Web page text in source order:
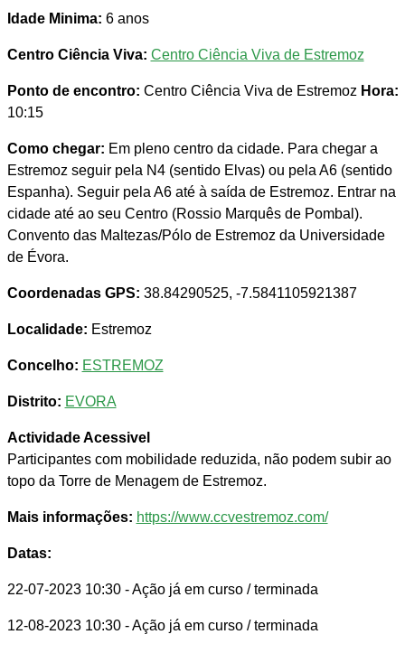
Idade Minima: 6 anos
Centro Ciência Viva: Centro Ciência Viva de Estremoz
Ponto de encontro: Centro Ciência Viva de Estremoz Hora:
10:15
Como chegar: Em pleno centro da cidade. Para chegar a
Estremoz seguir pela N4 (sentido Elvas) ou pela A6 (sentido
Espanha). Seguir pela A6 até à saída de Estremoz. Entrar na
cidade até ao seu Centro (Rossio Marquês de Pombal).
Convento das Maltezas/Pólo de Estremoz da Universidade
de Évora.
Coordenadas GPS: 38.84290525, -7.5841105921387
Localidade: Estremoz
Concelho: ESTREMOZ
Distrito: EVORA
Actividade Acessivel
Participantes com mobilidade reduzida, não podem subir ao
topo da Torre de Menagem de Estremoz.
Mais informações: https://www.ccvestremoz.com/
Datas:
22-07-2023 10:30 - Ação já em curso / terminada
12-08-2023 10:30 - Ação já em curso / terminada